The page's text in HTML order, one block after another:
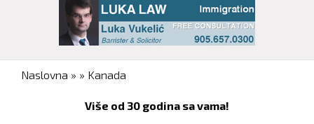
You are here
Naslovna » » Kanada
Više od 30 godina sa vama!